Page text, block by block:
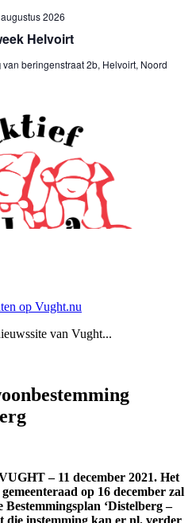
op Vught.nu
van Vught...
– 11 december 2021. Het
op 16 december zal
‘Distelberg –
die instemming kan er nl. verder